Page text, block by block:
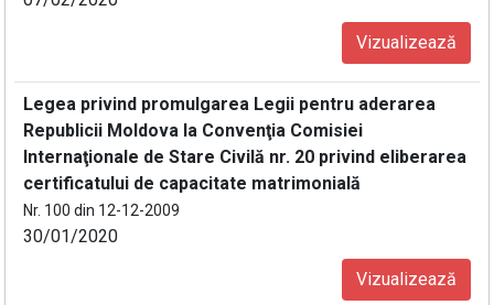
Vizualizează
Legea privind promulgarea Legii pentru aderarea
Republicii Moldova la Convenţia Comisiei
Internaţionale de Stare Civilă nr. 20 privind eliberarea
certificatului de capacitate matrimonială
Nr. 100 din 12-12-2009
30/01/2020
Vizualizează